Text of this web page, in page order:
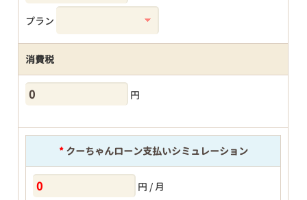
プラン
消費税
円
*クーちゃんローン支払いシミュレーション
円 / 月